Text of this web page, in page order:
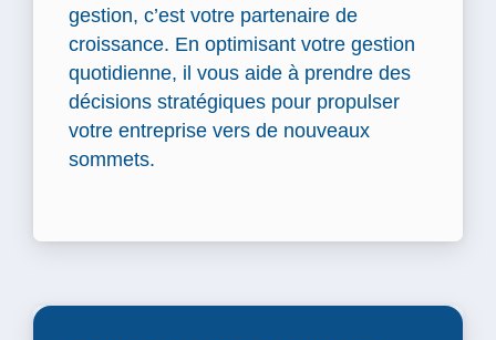
gestion, c’est votre partenaire de
croissance. En optimisant votre gestion
quotidienne, il vous aide à prendre des
décisions stratégiques pour propulser
votre entreprise vers de nouveaux
sommets.